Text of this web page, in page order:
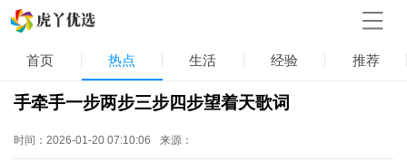
首页 热点 生活 经验 推荐
手牵手一步两步三步四步望着天歌词
时间：2026-01-20 07:10:06 来源：